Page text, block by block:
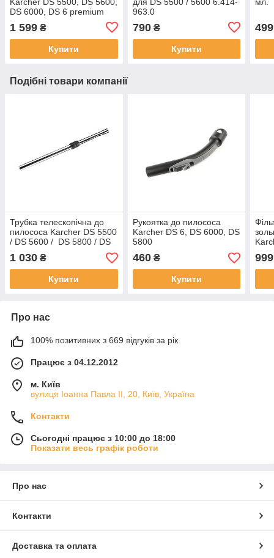
DS 6000, DS 6 premium
1 599 ₴
Купити
963.0
790₴
Купити
499
Подібні товари компанії
Трубка телескопічна до
пилососа Karcher DS 5500
/ DS 5600 / DS 5800 / DS
6 / DS 6000
1 030 ₴
Купити
Рукоятка до пилососа
Karcher DS 6, DS 6000, DS
5800
460₴
Купити
999
Про нас
100% позитивних з 669 відгуків за рік
Працює з 04.12.2012
м. Київ
вулиця Іоанна Павла ІІ, 20, Київ, Україна
Контакти
Сьогодні працює з 10:00 до 18:00
Показати весь графік роботи
Про нас
Контакти
Доставка та оплата